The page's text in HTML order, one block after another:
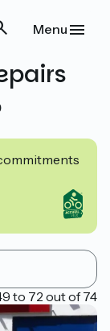
Menu
to 72 out of 74